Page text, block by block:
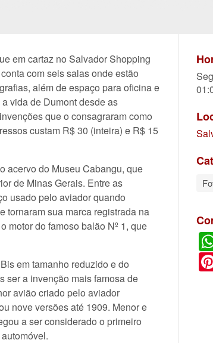
em cartaz no Salvador Shopping
com seis salas onde estão
além de espaço para oficina e
vida de Dumont desde as
que o consagraram como
custam R$ 30 (inteira) e R$ 15
acervo do Museu Cabangu, que
de Minas Gerais. Entre as
usado pelo aviador quando
tornaram sua marca registrada na
motor do famoso balão Nº 1, que
em tamanho reduzido e do
ser a invenção mais famosa de
avião criado pelo aviador
nove versões até 1909. Menor e
a ser considerado o primeiro